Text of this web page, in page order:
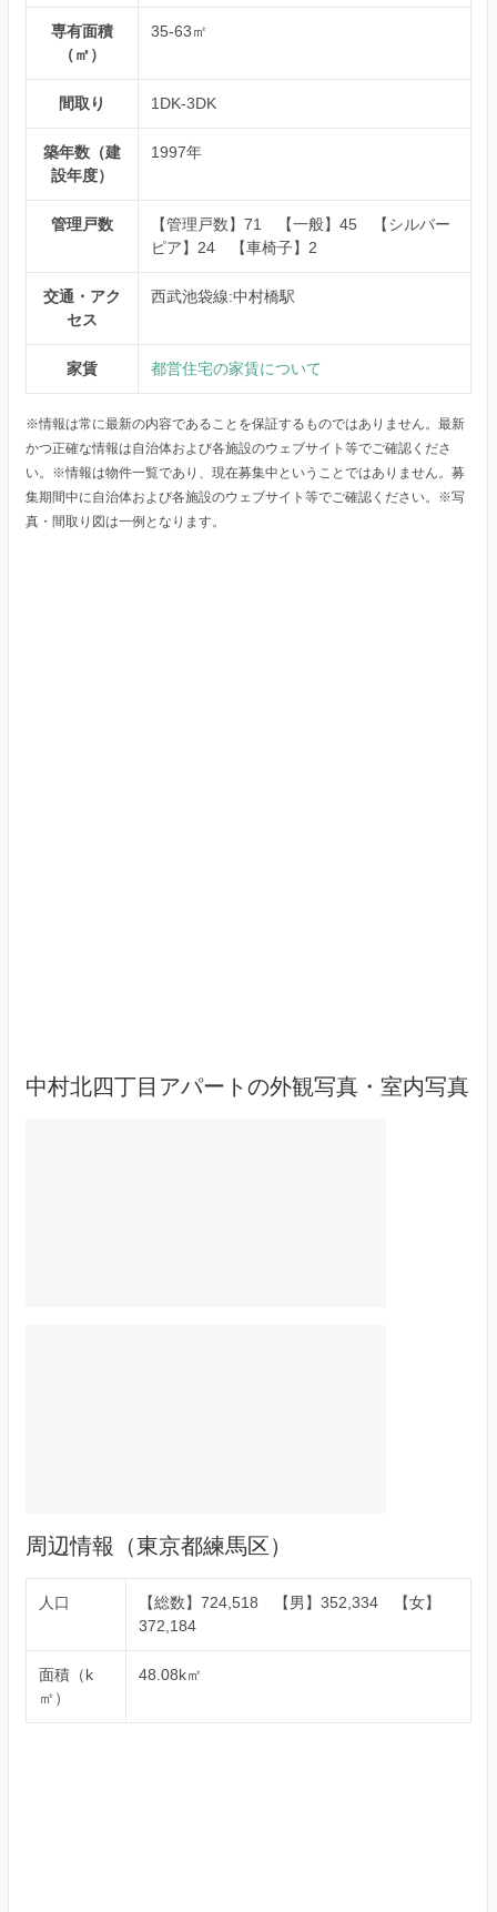
専有面積
（㎡）
35-63㎡
間取り 1DK-3DK
築年数（建
設年度）
1997年
管理戸数
【管理戸数】71 【一般】45 【シルバー
ピア】24 【車椅子】2
交通・アク
セス
西武池袋線:中村橋駅
家賃 都営住宅の家賃について
※情報は常に最新の内容であることを保証するものではありません。最新
かつ正確な情報は自治体および各施設のウェブサイト等でご確認くださ
い。※情報は物件一覧であり、現在募集中ということではありません。募
集期間中に自治体および各施設のウェブサイト等でご確認ください。※写
真・間取り図は一例となります。
中村北四丁目アパートの外観写真・室内写真
周辺情報（東京都練馬区）
人口
【総数】724,518 【男】352,334 【女】
372,184
面積（k
㎡）
48.08k㎡